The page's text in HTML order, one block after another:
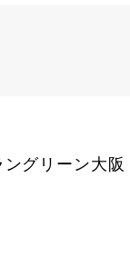
グリーン大阪